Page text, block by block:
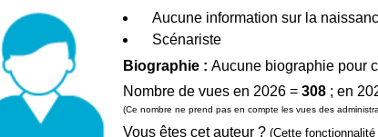
Aucune information sur la
Scénariste
Biographie : Aucune biographie pour
Nombre de vues en 2026 = 308 ; en
(Ce nombre ne prend pas en compte les vues des
Vous êtes cet auteur ? (Cette